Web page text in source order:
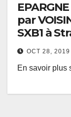
par
SXB1 à
OCT 28, 2019
En savoir plus